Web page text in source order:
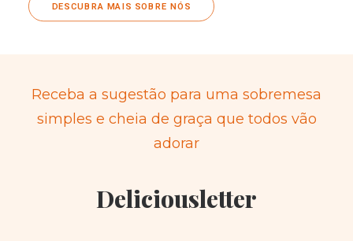
DESCUBRA MAIS SOBRE NÓS
Receba a sugestão para uma sobremesa
simples e cheia de graça que todos vão
adorar
Deliciousletter